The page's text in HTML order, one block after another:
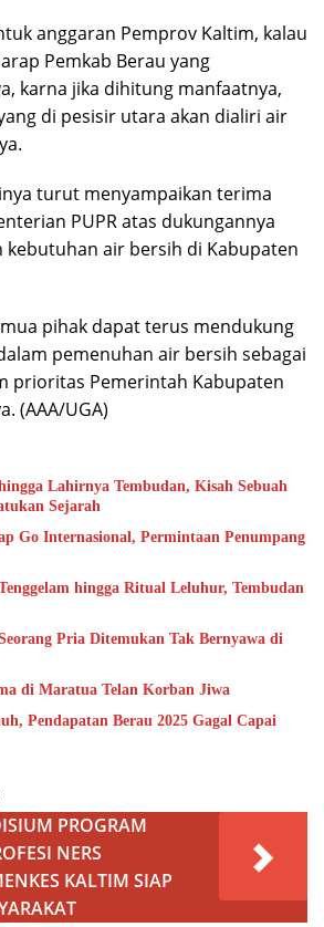
anggaran Pemprov Kaltim, kalau
Pemkab Berau yang
karna jika dihitung manfaatnya,
di pesisir utara akan dialiri air
turut menyampaikan terima
PUPR atas dukungannya
kebutuhan air bersih di Kabupaten
pihak dapat terus mendukung
pemenuhan air bersih sebagai
prioritas Pemerintah Kabupaten
(AAA/UGA)
Lahirnya Tembudan, Kisah Sebuah
Sejarah
Go Internasional, Permintaan Penumpang
hingga Ritual Leluhur, Tembudan
Pria Ditemukan Tak Bernyawa di
di Maratua Telan Korban Jiwa
Pendapatan Berau 2025 Gagal Capai
PROGRAM
NERS
KALTIM SIAP